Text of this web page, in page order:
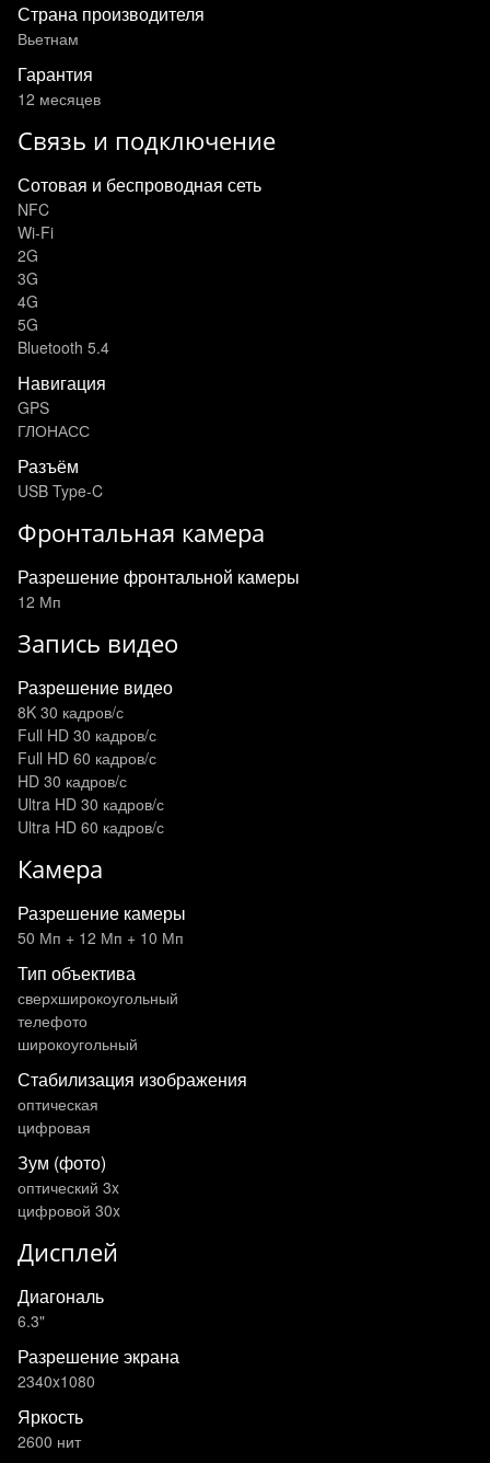
Страна производителя
Вьетнам
Гарантия
12 месяцев
Связь и подключение
Сотовая и беспроводная сеть
NFC
Wi-Fi
2G
3G
4G
5G
Bluetooth 5.4
Навигация
GPS
ГЛОНАСС
Разъём
USB Type-C
Фронтальная камера
Разрешение фронтальной камеры
12 Мп
Запись видео
Разрешение видео
8K 30 кадров/с
Full HD 30 кадров/с
Full HD 60 кадров/с
HD 30 кадров/с
Ultra HD 30 кадров/с
Ultra HD 60 кадров/с
Камера
Разрешение камеры
50 Мп + 12 Мп + 10 Мп
Тип объектива
сверхширокоугольный
телефото
широкоугольный
Стабилизация изображения
оптическая
цифровая
Зум (фото)
оптический 3x
цифровой 30x
Дисплей
Диагональ
6.3"
Разрешение экрана
2340x1080
Яркость
2600 нит